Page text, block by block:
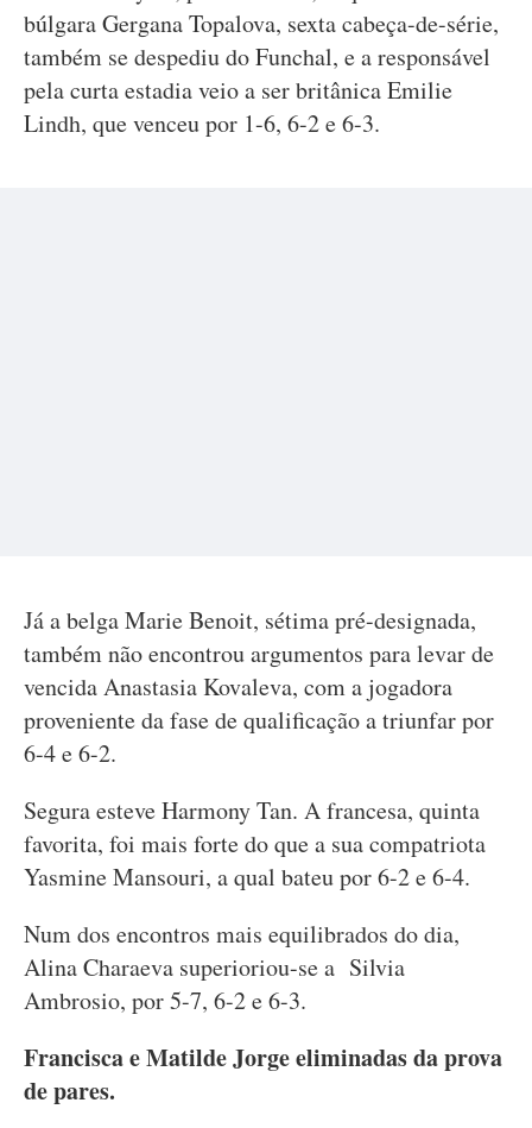
búlgara Gergana Topalova, sexta cabeça-de-série,
também se despediu do Funchal, e a responsável
pela curta estadia veio a ser britânica Emilie
Lindh, que venceu por 1-6, 6-2 e 6-3.
Já a belga Marie Benoit, sétima pré-designada,
também não encontrou argumentos para levar de
vencida Anastasia Kovaleva, com a jogadora
proveniente da fase de qualificação a triunfar por
6-4 e 6-2.
Segura esteve Harmony Tan. A francesa, quinta
favorita, foi mais forte do que a sua compatriota
Yasmine Mansouri, a qual bateu por 6-2 e 6-4.
Num dos encontros mais equilibrados do dia,
Alina Charaeva superioriou-se a Silvia
Ambrosio, por 5-7, 6-2 e 6-3.
Francisca e Matilde Jorge eliminadas da prova
de pares.